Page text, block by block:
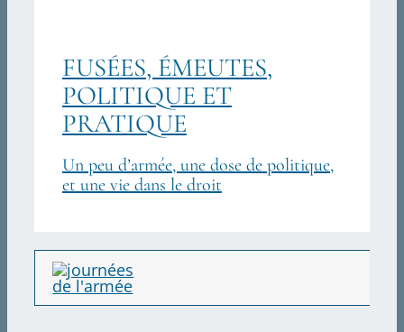
FUSÉES, ÉMEUTES,
POLITIQUE ET
PRATIQUE
Un peu d’armée, une dose de politique,
et une vie dans le droit